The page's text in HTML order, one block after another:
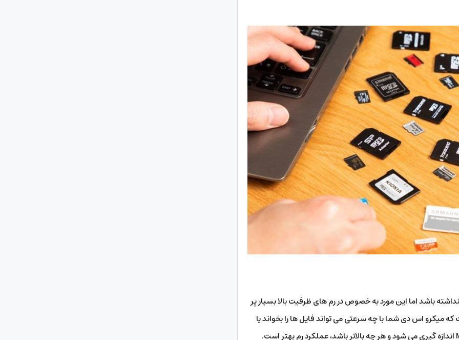
باشد اما این مورد به خصوص در رم های ظرفیت بالا بسیار پر
اس دی شما با چه سرعتی می تواند فایل ها را بخواند یا